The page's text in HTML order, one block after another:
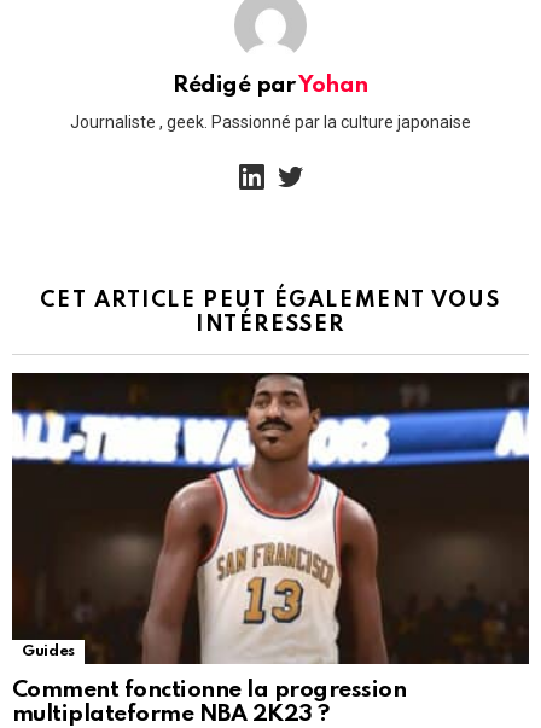
Rédigé parYohan
Journaliste , geek. Passionné par la culture japonaise
linkedin
CET ARTICLE PEUT ÉGALEMENT VOUS
INTÉRESSER
Guides
Comment fonctionne la progression
multiplateforme NBA 2K23 ?